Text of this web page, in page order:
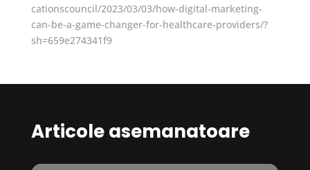
cationscouncil/2023/03/03/how-digital-marketing-
can-be-a-game-changer-for-healthcare-providers/?
sh=659e274341f9
Articole asemanatoare